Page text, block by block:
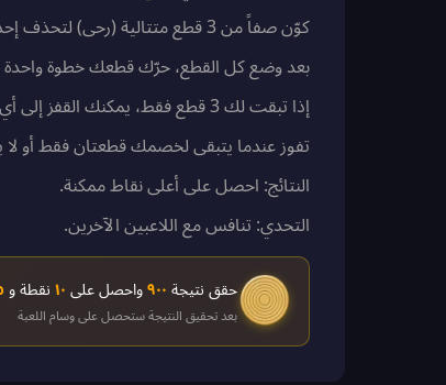
كوّن صفاً من 3 قطع متتالية (رحى) لتحذف إحدى قطع خصمك.
بعد وضع كل القطع، حرّك قطعك خطوة واحدة
إذا تبقت لك 3 قطع فقط، يمكنك القفز إلى أي نقطة فارغة على اللوحة.
تفوز عندما يتبقى لخصمك قطعتان فقط أو لا
النتائج: احصل على أعلى نقاط ممكنة.
التحدي: تنافس مع اللاعبين الآخرين.
حقق نتيجة ٩٠٠ واحصل على ١٠ نقطة و
بعد تحقيق النتيجة ستحصل على وسام اللعبة